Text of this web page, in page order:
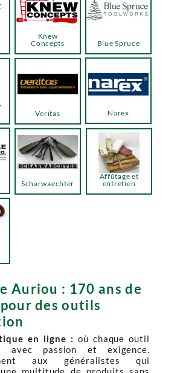
Auriou : 170 ans de
des outils
en ligne : où chaque outil
avec passion et exigence.
aux généralistes qui
Knew
Concepts
Blue Spruce
Narex
Veritas
Scharwaechter
Affûtage et
entretien